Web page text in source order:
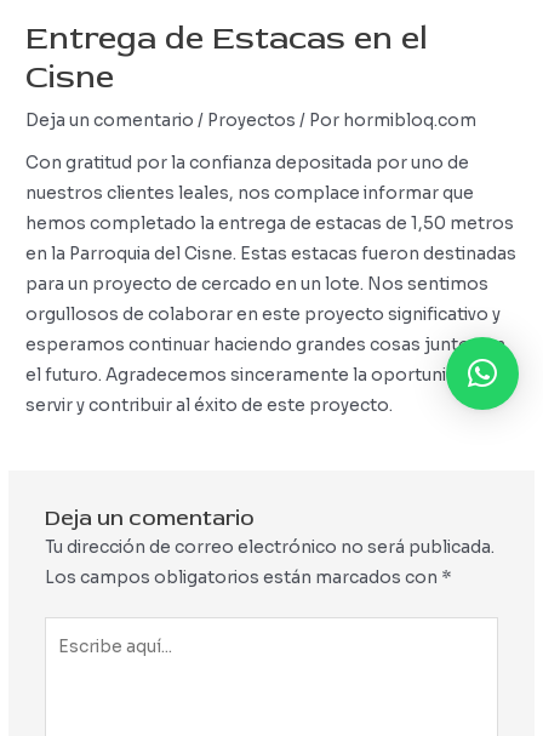
Entrega de Estacas en el
Cisne
Deja un comentario / Proyectos / Por hormibloq.com
Con gratitud por la confianza depositada por uno de
nuestros clientes leales, nos complace informar que
hemos completado la entrega de estacas de 1,50 metros
en la Parroquia del Cisne. Estas estacas fueron destinadas
para un proyecto de cercado en un lote. Nos sentimos
orgullosos de colaborar en este proyecto significativo y
esperamos continuar haciendo grandes cosas juntos en
el futuro. Agradecemos sinceramente la oportunidad de
servir y contribuir al éxito de este proyecto.
Deja un comentario
Tu dirección de correo electrónico no será publicada.
Los campos obligatorios están marcados con *